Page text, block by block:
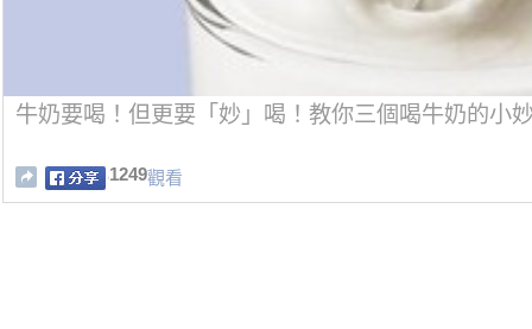
牛奶要喝！但更要「妙」喝！教你三個喝牛奶的小
1249觀看